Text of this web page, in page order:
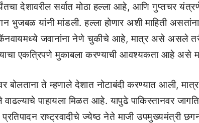
देशावरील सर्वात मोठा हल्ला आहे, आणि गुप्तचर
भुजबळ यांनी मांडली. हल्ला होणार अशी माहिती
जवानांना नेणे चुकीचे आहे, मात्र असे असले
एकत्रिपणे मुकाबला करण्याची आवश्यकता आहे असे
बोलताना ते म्हणाले देशात नोटाबंदी करण्यात आली,
पाहायला मिळत आहे. यापुढे पाकिस्तानवर
राष्ट्रवादीचे ज्येष्ठ नेते माजी